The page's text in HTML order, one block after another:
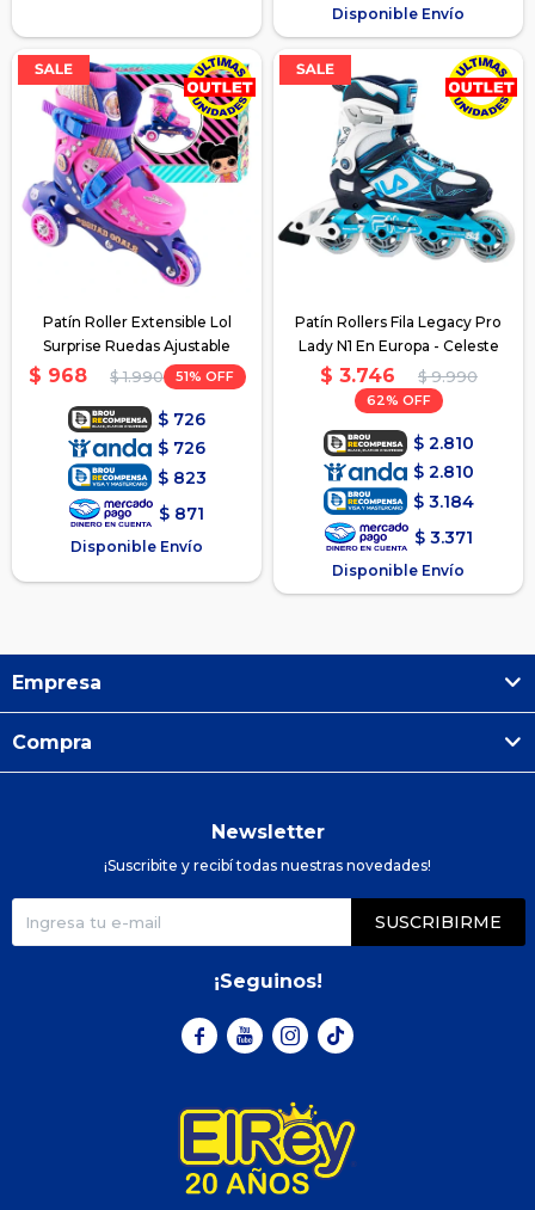
Disponible Envío
Patín Roller Extensible Lol
Surprise Ruedas Ajustable
$ 968 $ 1.990 51
$ 726
$ 726
$ 823
$ 871
Disponible Envío
Patín Rollers Fila Legacy Pro
Lady N1 En Europa - Celeste
$ 3.746 $ 9.990
62
$ 2.810
$ 2.810
$ 3.184
$ 3.371
Disponible Envío
Empresa
Compra
Newsletter
¡Suscribite y recibí todas nuestras novedades!
SUSCRIBIRME
¡Seguinos!
  